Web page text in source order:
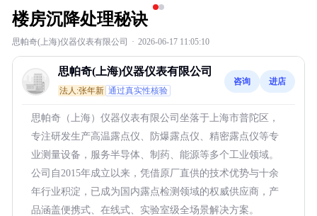
楼房沉降处理秘诀
思帕奇(上海)仪器仪表有限公司 · 2026-06-17 11:05:10
思帕奇(上海)仪器仪表有限公司
法人:张年新 通过真实性核验
咨询 进店
思帕奇（上海）仪器仪表有限公司坐落于上海市普陀区，
专注研发生产高温露点仪、防爆露点仪、精密露点仪等专
业测量设备，服务半导体、制药、能源等多个工业领域。
公司自2015年成立以来，凭借原厂直供的技术优势与十余
年行业积淀，已成为国内露点检测领域的权威供应商，产
品涵盖便携式、在线式、实验室级全场景解决方案。